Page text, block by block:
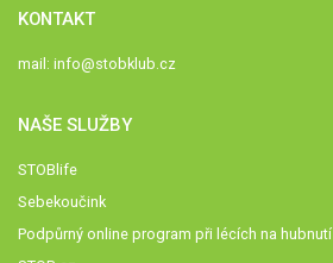
KONTAKT
mail: info@stobklub.cz
NAŠE SLUŽBY
STOBlife
Sebekoučink
Podpůrný online program při lécích na hubnutí